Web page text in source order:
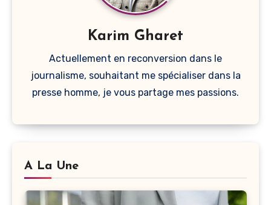
Karim Gharet
Actuellement en reconversion dans le
journalisme, souhaitant me spécialiser dans la
presse homme, je vous partage mes passions.
A La Une